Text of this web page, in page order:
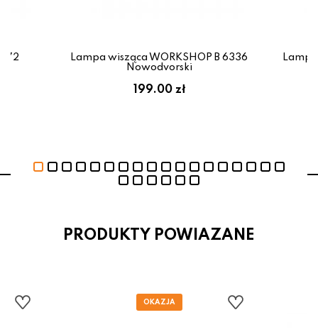
Lampa wisząca WORKSHOP B 6336
Nowodvorski
199.00 zł
PRODUKTY POWIAZANE